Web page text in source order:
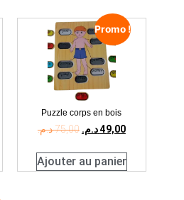
Promo !
Puzzle corps en bois
75,00د.م. 49,00د.م.
Ajouter au panier